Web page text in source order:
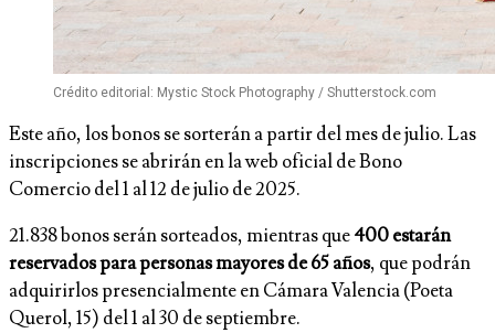
Crédito editorial: Mystic Stock Photography / Shutterstock.com
Este año, los bonos se sorterán a partir del mes de julio. Las
inscripciones se abrirán en la web oficial de Bono
Comercio del 1 al 12 de julio de 2025.
21.838 bonos serán sorteados, mientras que400 estarán
reservados para personas mayores de 65 años, que podrán
adquirirlos presencialmente en Cámara Valencia (Poeta
Querol, 15) del 1 al 30 de septiembre.